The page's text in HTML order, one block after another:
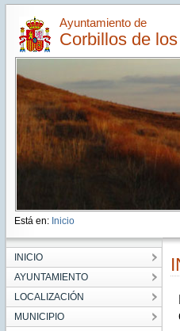
Ayuntamiento de
Corbillos de
Está en: Inicio
INICIO
AYUNTAMIENTO
LOCALIZACIÓN
MUNICIPIO